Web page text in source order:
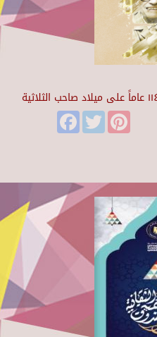
FacebookTwitter